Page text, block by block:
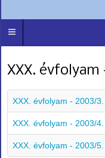
XXX. évfolyam
XXX. évfolyam - 2003/
XXX. évfolyam - 2003/
XXX. évfolyam - 2003/